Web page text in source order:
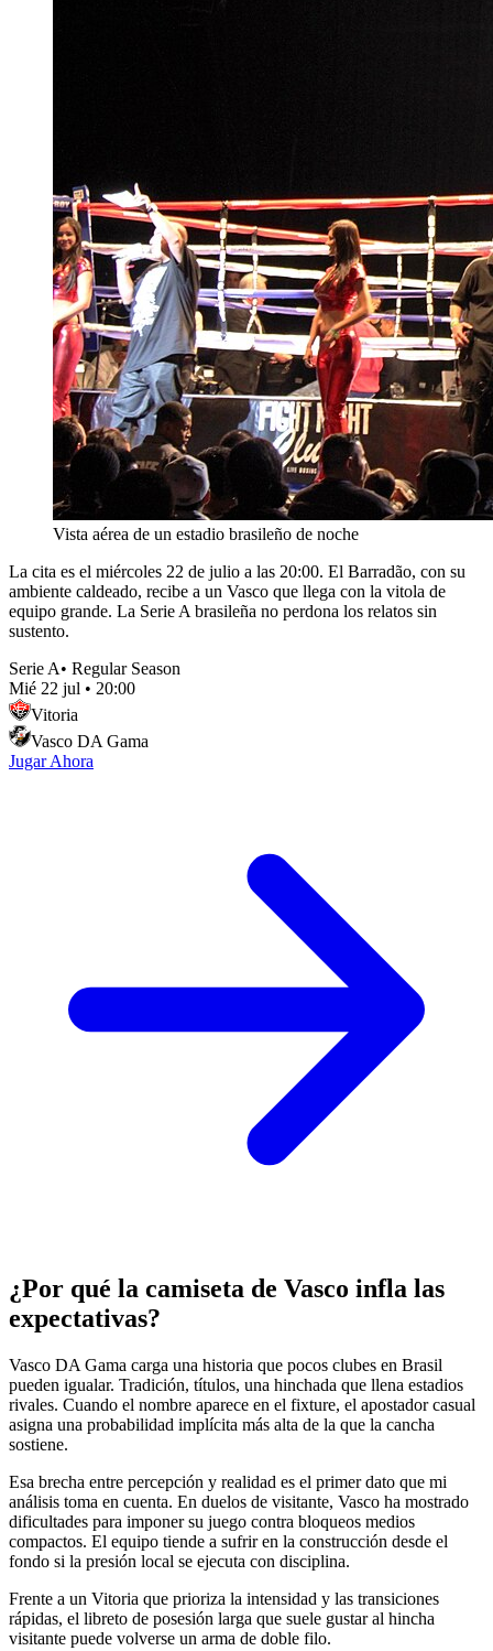
Vista aérea de un estadio brasileño de noche
La cita es el miércoles 22 de julio a las 20:00. El Barradão, con su
ambiente caldeado, recibe a un Vasco que llega con la vitola de
equipo grande. La Serie A brasileña no perdona los relatos sin
sustento.
Serie A• Regular Season
Mié 22 jul • 20:00
Vitoria
Vasco DA Gama
Jugar Ahora
¿Por qué la camiseta de Vasco infla las
expectativas?
Vasco DA Gama carga una historia que pocos clubes en Brasil
pueden igualar. Tradición, títulos, una hinchada que llena estadios
rivales. Cuando el nombre aparece en el fixture, el apostador casual
asigna una probabilidad implícita más alta de la que la cancha
sostiene.
Esa brecha entre percepción y realidad es el primer dato que mi
análisis toma en cuenta. En duelos de visitante, Vasco ha mostrado
dificultades para imponer su juego contra bloqueos medios
compactos. El equipo tiende a sufrir en la construcción desde el
fondo si la presión local se ejecuta con disciplina.
Frente a un Vitoria que prioriza la intensidad y las transiciones
rápidas, el libreto de posesión larga que suele gustar al hincha
visitante puede volverse un arma de doble filo.